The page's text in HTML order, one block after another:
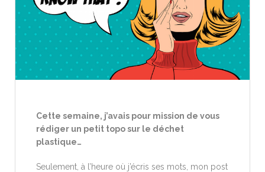
Cette semaine, j’avais pour mission de vous
rédiger un petit topo sur le déchet
plastique…
Seulement, à l’heure où j’écris ses mots, mon post